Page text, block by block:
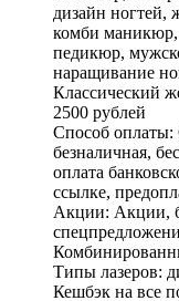
дизайн
комби
педикюр,
наращивание
Классический
2500 рублей
Способ оплаты:
безналичная,
оплата
ссылке,
Акции: Акции,
Типы лазеров:
Кешбэк на все